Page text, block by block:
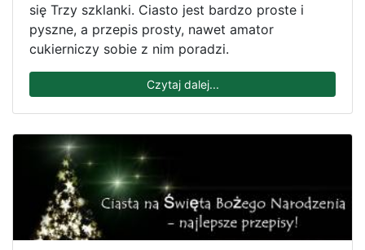
się Trzy szklanki. Ciasto jest bardzo proste i
pyszne, a przepis prosty, nawet amator
cukierniczy sobie z nim poradzi.
Czytaj dalej...